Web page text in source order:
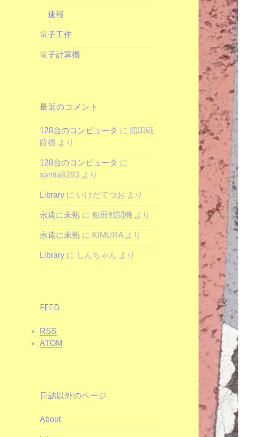
速報
電子工作
電子計算機
最近のコメント
128台のコンピュータ に船田戦
闘機 より
128台のコンピュータ に
xantia9293 より
Library に いけだてつお より
永遠に未熟 に船田戦闘機 より
永遠に未熟 に KIMURA より
Library に しんちゃん より
FEED
RSS
ATOM
日誌以外のページ
About